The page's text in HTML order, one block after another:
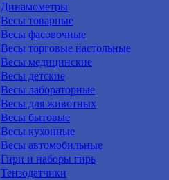
Динамометры
Весы товарные
Весы фасовочные
Весы торговые настольные
Весы медицинские
Весы детские
Весы лабораторные
Весы для животных
Весы бытовые
Весы кухонные
Весы автомобильные
Гири и наборы гирь
Тензодатчики